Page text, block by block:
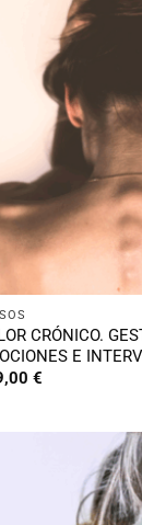
CRÓNICO.
E
€